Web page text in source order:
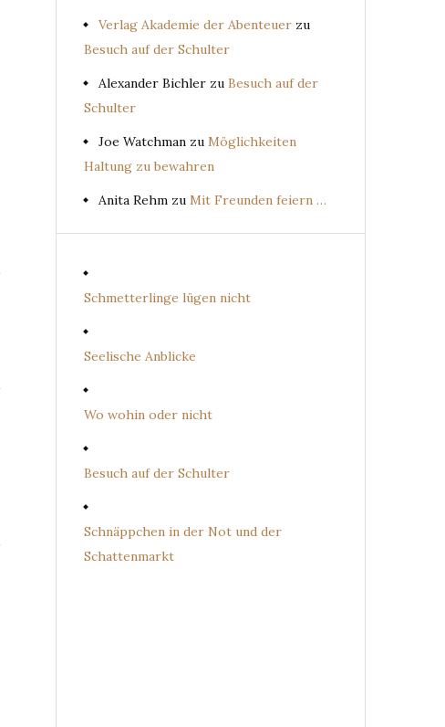
Verlag Akademie der Abenteuer zu
Besuch auf der Schulter
Alexander Bichler zu Besuch auf der
Schulter
Joe Watchman zu Möglichkeiten
Haltung zu bewahren
Anita Rehm zu Mit Freunden feiern …
Schmetterlinge lügen nicht
Seelische Anblicke
Wo wohin oder nicht
Besuch auf der Schulter
Schnäppchen in der Not und der
Schattenmarkt